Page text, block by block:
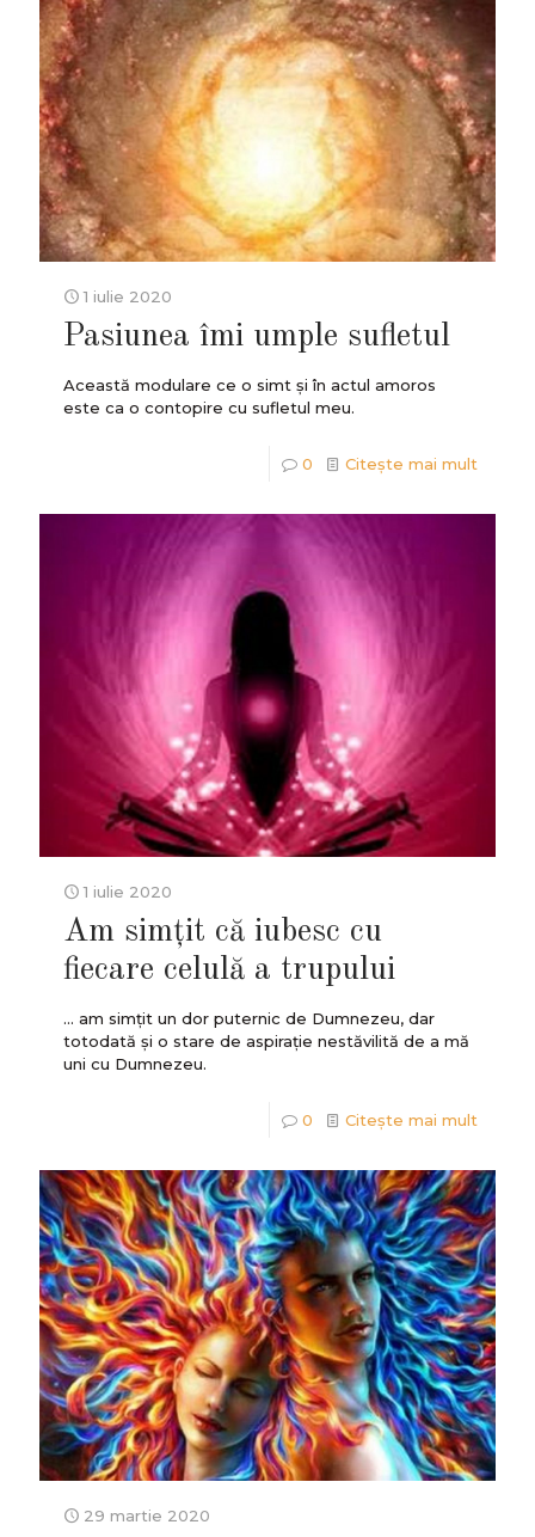
1 iulie 2020
Pasiunea îmi umple sufletul
Această modulare ce o simt și în actul amoros
este ca o contopire cu sufletul meu.
0 Citește mai mult
1 iulie 2020
Am simțit că iubesc cu
fiecare celulă a trupului
... am simţit un dor puternic de Dumnezeu, dar
totodată şi o stare de aspiraţie nestăvilită de a mă
uni cu Dumnezeu.
0 Citește mai mult
29 martie 2020